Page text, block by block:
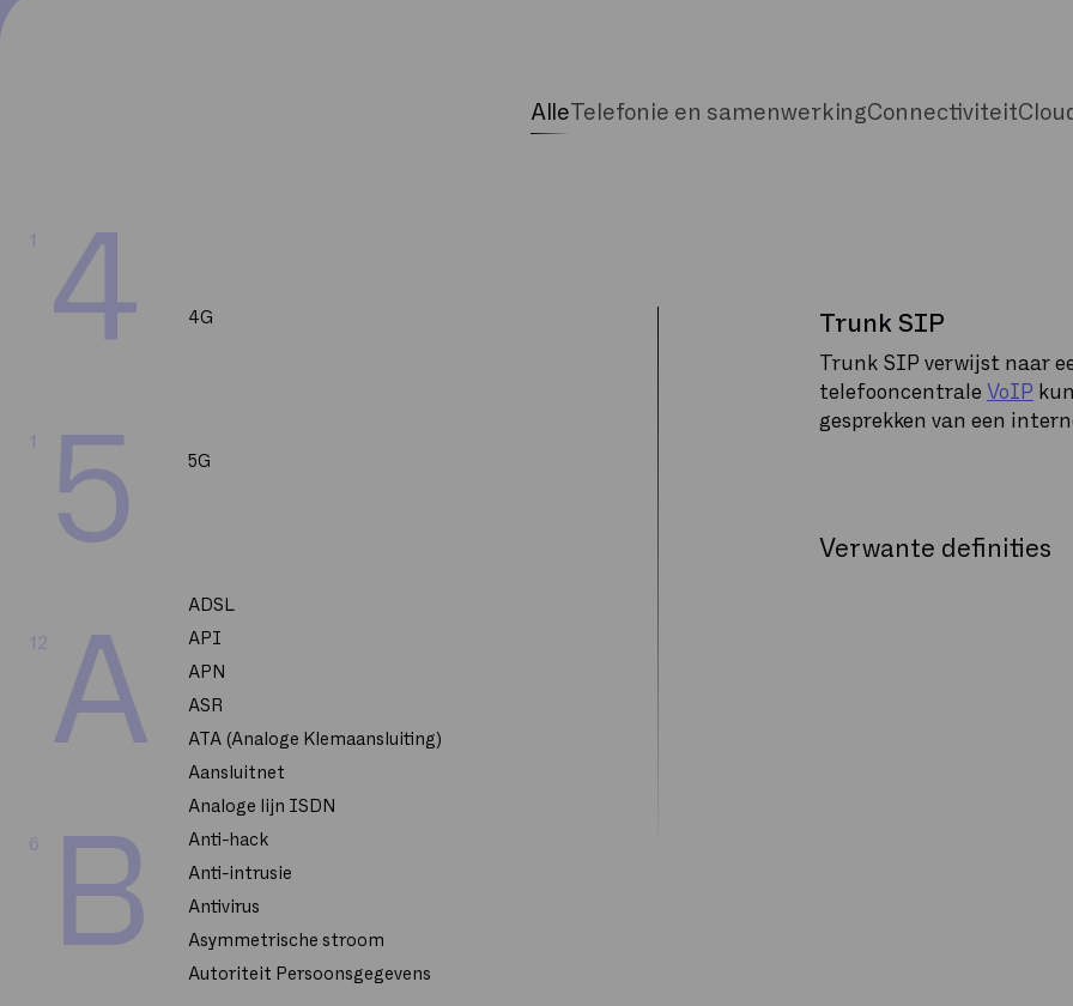
AlleTelefonie en samenwerkingConnectiviteit
4
1
5
1
A
12
B
6
4G
5G
ADSL
API
APN
ASR
ATA (Analoge Klemaansluiting)
Aansluitnet
Analoge lijn ISDN
Anti-hack
Anti-intrusie
Antivirus
Asymmetrische stroom
Autoriteit Persoonsgegevens
Trunk SIP
Trunk SIP verwijst naar
telefooncentrale VoIP
gesprekken van een
Verwante definities